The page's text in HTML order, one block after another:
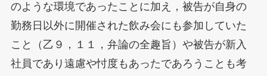
のような環境であったことに加え，被告が自身の
勤務日以外に開催された飲み会にも参加していた
こと（乙９，１１，弁論の全趣旨）や被告が新入
社員であり遠慮や忖度もあったであろうことも考